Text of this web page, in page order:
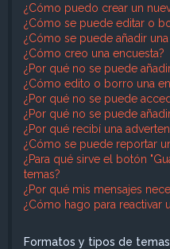
¿Cómo puedo crear un
¿Cómo se puede editar o
¿Cómo se puede añadir
¿Cómo creo una encuesta?
¿Por qué no se puede
¿Cómo edito o borro una
¿Por qué no se puede
¿Por qué no se puede
¿Por qué recibí una
¿Cómo se puede reportar
¿Para qué sirve el botón
temas?
¿Por qué mis mensajes
¿Cómo hago para reactivar
Formatos y tipos de temas